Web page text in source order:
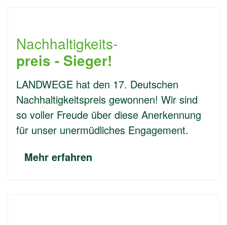
Nachhaltigkeits-
preis - Sieger!
LANDWEGE hat den 17. Deutschen
Nachhaltigkeitspreis gewonnen! Wir sind
so voller Freude über diese Anerkennung
für unser unermüdliches Engagement.
Mehr erfahren